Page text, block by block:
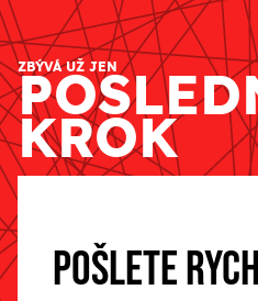
ZBÝVÁ UŽ JEN
KROK
POŠLETE